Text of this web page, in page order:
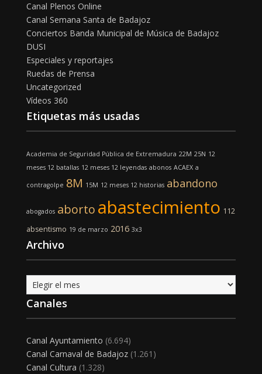
Canal Plenos Online
Canal Semana Santa de Badajoz
Conciertos Banda Municipal de Música de Badajoz
DUSI
Especiales y reportajes
Ruedas de Prensa
Uncategorized
Vídeos 360
Etiquetas más usadas
Academia de Seguridad Pública de Extremadura 22M 25N 12
meses 12 batallas 12 meses 12 leyendas abonos ACAEX a
contragolpe 8M 15M 12 meses 12 historias abandono
abogados aborto abastecimiento 112
absentismo 19 de marzo 2016 3x3
Archivo
Archivo
Canales
Canal Ayuntamiento (6.694)
Canal Carnaval de Badajoz(1.261)
Canal Cultura (1.328)